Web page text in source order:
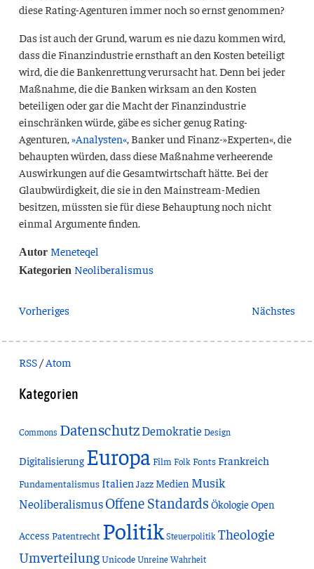
diese Rating-Agenturen immer noch so ernst genommen?
Das ist auch der Grund, warum es nie dazu kommen wird,
dass die Finanzindustrie ernsthaft an den Kosten beteiligt
wird, die die Bankenrettung verursacht hat. Denn bei jeder
Maßnahme, die die Banken wirksam an den Kosten
beteiligen oder gar die Macht der Finanzindustrie
einschränken würde, gäbe es sicher genug Rating-
Agenturen, »Analysten«, Banker und Finanz-»Experten«, die
behaupten würden, dass diese Maßnahme verheerende
Auswirkungen auf die Gesamtwirtschaft hätte. Bei der
Glaubwürdigkeit, die sie in den Mainstream-Medien
besitzen, müssten sie für diese Behauptung noch nicht
einmal Argumente finden.
Autor Meneteqel
Kategorien Neoliberalismus
Vorheriges Nächstes
RSS/Atom
Kategorien
Commons DatenschutzDemokratieDesign
Digitalisierung EuropaFilm Folk Fonts Frankreich
Fundamentalismus Italien Jazz Medien Musik
NeoliberalismusOffene Standards ÖkologieOpen
Access Patentrecht PolitikSteuerpolitik Theologie
UmverteilungUnicodeUnreine Wahrheit